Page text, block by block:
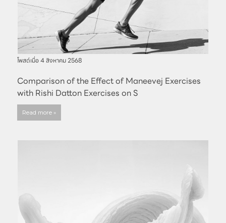
โพสต์เมื่อ4 สิงหาคม 2568
Comparison of the Effect of Maneevej Exercises
with Rishi Datton Exercises on S
Read more »